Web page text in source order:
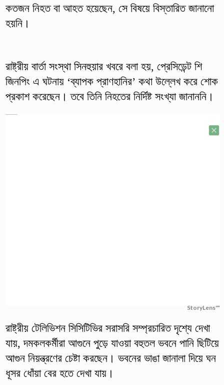
কতজন নিহত বা আহত হয়েছেন, সে বিষয়ে বিস্তারিত জানানো
হয়নি।
রাষ্ট্রীয় বার্তা সংস্থা সিনহুয়ার খবরে বলা হয়, প্রেসিডেন্ট শি
জিনপিং এ ঘটনায় ‘ব্যাপক প্রাণহানির’ কথা উল্লেখ করে শোক
প্রকাশ করেছেন। তবে তিনি নিহতের নির্দিষ্ট সংখ্যা জানাননি।
StoryLens™
রাষ্ট্রীয় টেলিভিশন সিসিটিভির সরাসরি সম্প্রচারিত দৃশ্যে দেখা
যায়, দমকলকর্মীরা আগুনে পুড়ে যাওয়া বহুতল ভবনে পানি ছিটিয়ে
আগুন নিয়ন্ত্রণের চেষ্টা করছেন। ভবনের ভাঙা জানালা দিয়ে ঘন
ধূসর ধোঁয়া বের হতে দেখা যায়।